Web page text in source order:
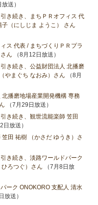
送）
き続き、まちＰＲオフィス 代
（にしじま ようこ） さん
ス 代表 / まちづくりＰＲプラ
ん （8月12日放送）
き続き、公益財団法人 北播磨
やまぐち なおみ）さん （8月
播磨地場産業開発機構 専務
（7月29日放送）
き続き、観世流能楽師 笠田
日放送）
田 祐樹 （かさだ ゆうき）さ
き続き、淡路ワールドパーク
ろつぐ）さん （7月8日放
ーク ONOKORO 支配人 清水
放送）